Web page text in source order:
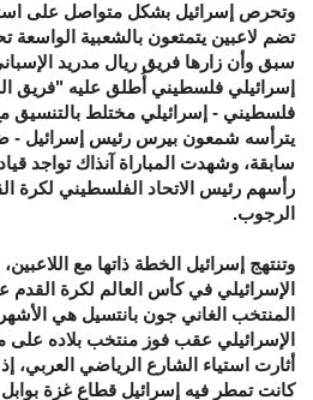
وتحرص إسرائيل بشكل متواصل على
تضم لاعبين يتمتعون بالشعبية الواسعة
سبق وأن زارها فريق ريال مدريد
إسرائيلي فلسطيني أُطلق عليه "فريق
فلسطيني - إسرائيلي مختلط بالتنسيق
يترأسه شمعون بيرس رئيس إسرائيل -
سابقة، وشهدت المباراة آنذاك تواجد
رأسهم رئيس الاتحاد الفلسطيني لكرة
الرجوب.
وتنتهج إسرائيل الخطة ذاتها مع
المنتخب الغاني جون بانتسيل هي
الإسرائيلي عقب فوز منتخب بلاده
أثارت استياء الشارع الرياضي
كانت تمطر فيه إسرائيل قطاع غزة